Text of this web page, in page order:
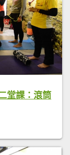
堂課：滾筒